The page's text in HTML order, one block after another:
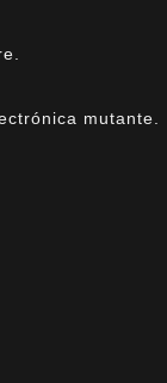
mutante.